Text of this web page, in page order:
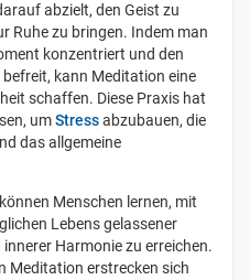
abzielt, den Geist zu
Ruhe zu bringen. Indem man
konzentriert und den
kann Meditation eine
schaffen. Diese Praxis hat
umStressabzubauen, die
das allgemeine
Menschen lernen, mit
Lebens gelassener
Harmonie zu erreichen.
Meditation erstrecken sich